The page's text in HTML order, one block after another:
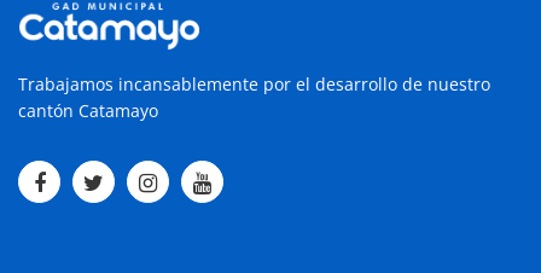
Trabajamos incansablemente por el desarrollo de nuestro
cantón Catamayo